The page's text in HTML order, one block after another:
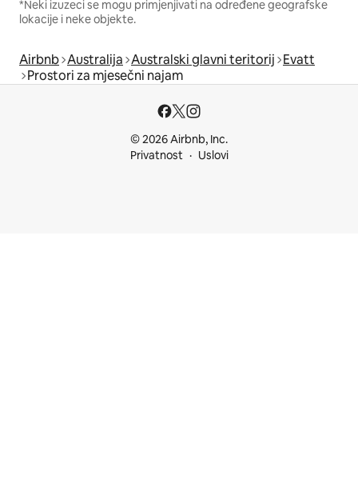
*Neki izuzeci se mogu primjenjivati na određene geografske
lokacije i neke objekte.
Airbnb Australija Australski glavni teritorij Evatt
Prostori za mjesečni najam
© 2026 Airbnb, Inc.
Privatnost
Uslovi